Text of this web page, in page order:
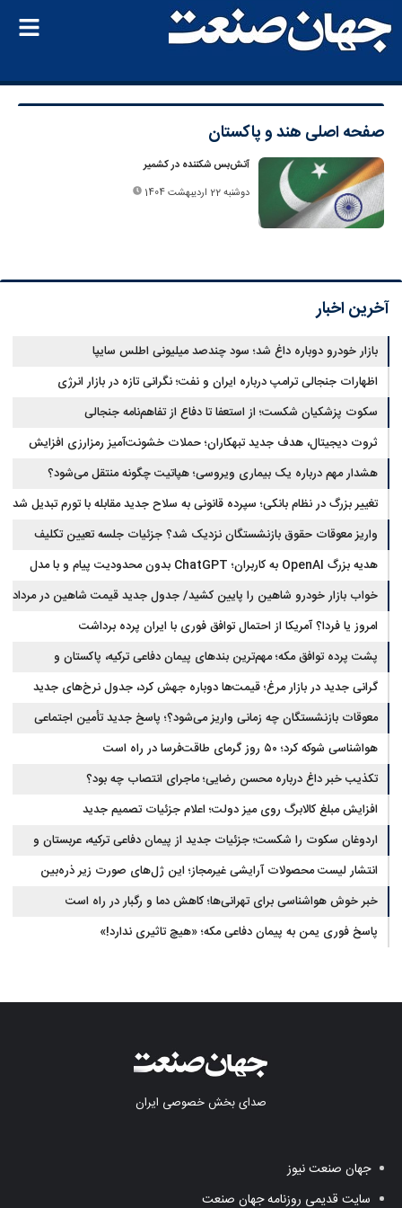
صفحه اصلی هند و پاکستان
آتش‌بس شکننده در کشمیر
دوشنبه 22 اردیبهشت 1404
آخرین اخبار
بازار خودرو دوباره داغ شد؛ سود چندصد میلیونی اطلس سایپا
اظهارات جنجالی ترامپ درباره ایران و نفت؛ نگرانی تازه در بازار انرژی
سکوت پزشکیان شکست؛ از استعفا تا دفاع از تفاهم‌نامه جنجالی
ثروت دیجیتال، هدف جدید تبهکاران؛ حملات خشونت‌آمیز رمزارزی افزایش
یافت
هشدار مهم درباره یک بیماری ویروسی؛ هپاتیت چگونه منتقل می‌شود؟
تغییر بزرگ در نظام بانکی؛ سپرده قانونی به سلاح جدید مقابله با تورم تبدیل شد
واریز معوقات حقوق بازنشستگان نزدیک شد؟ جزئیات جلسه تعیین تکلیف
مطالبات
هدیه بزرگ OpenAI به کاربران؛ ChatGPT بدون محدودیت پیام و با مدل
جدید می‌آید
خواب بازار خودرو شاهین را پایین کشید/ جدول جدید قیمت شاهین در مرداد
امروز یا فردا؟ آمریکا از احتمال توافق فوری با ایران پرده برداشت
پشت پرده توافق مکه؛ مهم‌ترین بندهای پیمان دفاعی ترکیه، پاکستان و
عربستان
گرانی جدید در بازار مرغ؛ قیمت‌ها دوباره جهش کرد، جدول نرخ‌های جدید
معوقات بازنشستگان چه زمانی واریز می‌شود؟؛ پاسخ جدید تأمین اجتماعی
هواشناسی شوکه کرد؛ ۵۰ روز گرمای طاقت‌فرسا در راه است
تکذیب خبر داغ درباره محسن رضایی؛ ماجرای انتصاب چه بود؟
افزایش مبلغ کالابرگ روی میز دولت؛ اعلام جزئیات تصمیم جدید
اردوغان سکوت را شکست؛ جزئیات جدید از پیمان دفاعی ترکیه، عربستان و
پاکستان
انتشار لیست محصولات آرایشی غیرمجاز؛ این ژل‌های صورت زیر ذره‌بین
خبر خوش هواشناسی برای تهرانی‌ها؛ کاهش دما و رگبار در راه است
پاسخ فوری یمن به پیمان دفاعی مکه؛ «هیچ تاثیری ندارد!»
صدای بخش خصوصی ایران
جهان صنعت نیوز
سایت قدیمی روزنامه جهان صنعت